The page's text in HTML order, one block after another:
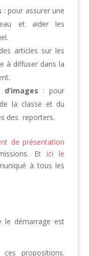
: pour assurer une
et aider les
articles sur les
à diffuser dans la
: pour
la classe et du
des reporters.
de présentation
Etici le
à tous les
le démarrage est
propositions.